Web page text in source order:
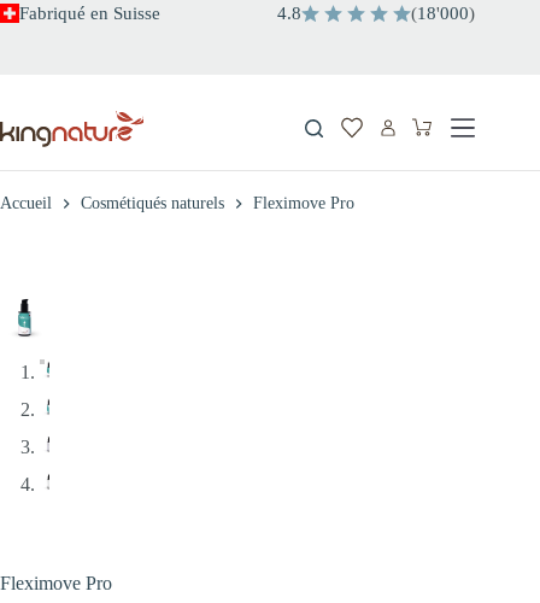
Passer
Fabriqué en Suisse 4.8 (18'000)
Panier
Accueil Cosmétiqués naturels Fleximove Pro
Fleximove Pro